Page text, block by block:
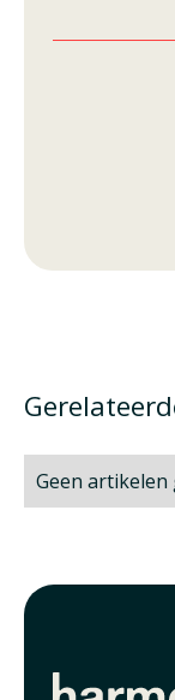
Geen artikelen